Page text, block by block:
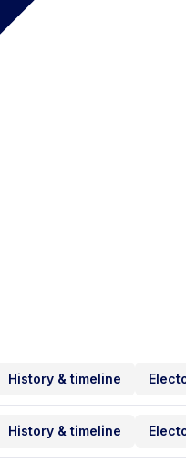
History & timeline
History & timeline